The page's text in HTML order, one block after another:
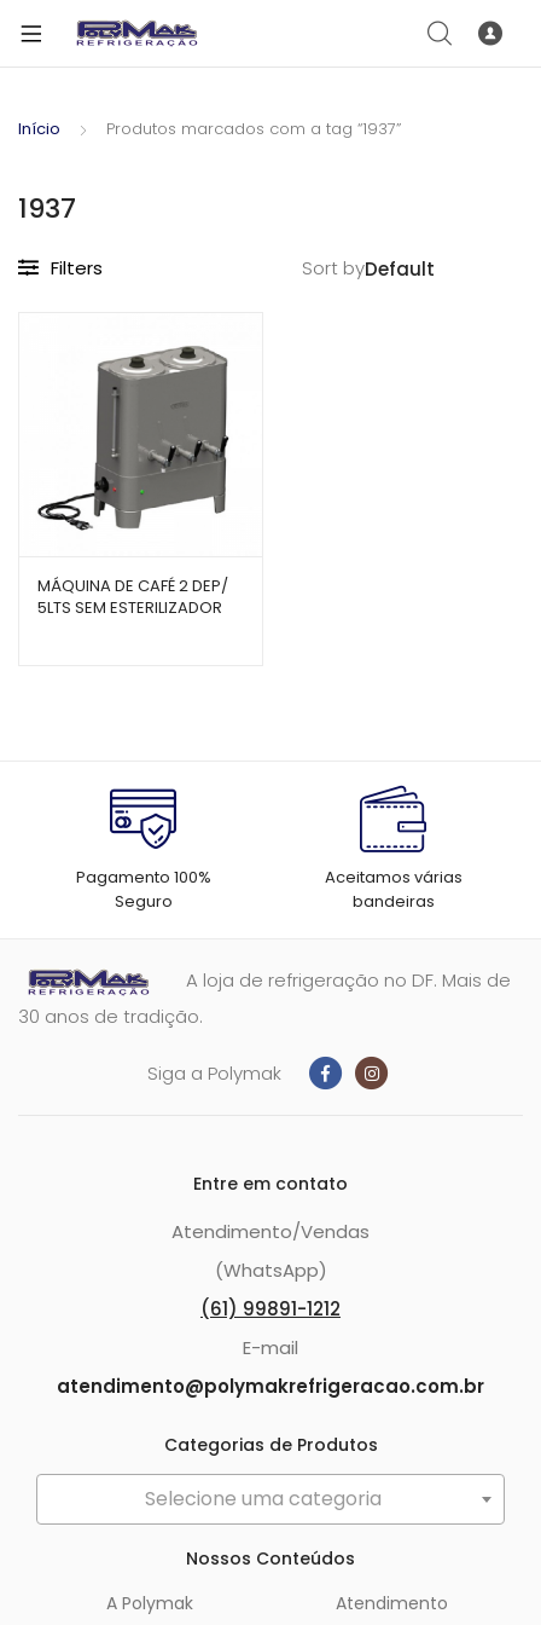
Início Produtos marcados com a tag “1937”
1937
Filters Sort by
MÁQUINA DE CAFÉ 2 DEP/
5LTS SEM ESTERILIZADOR
Pagamento 100%
Seguro
Aceitamos várias
bandeiras
A loja de refrigeração no DF. Mais de
30 anos de tradição.
Siga a Polymak
Entre em contato
Atendimento/Vendas
(WhatsApp)
(61) 99891-1212
E-mail
atendimento@polymakrefrigeracao.com.br
Categorias de Produtos
Selecione uma categoria
Nossos Conteúdos
A Polymak
Atendimento